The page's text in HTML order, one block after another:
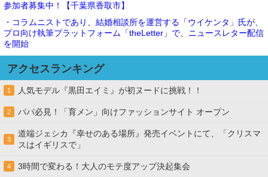
参加者募集中！【千葉県香取市】
・コラムニストであり、結婚相談所を運営する「ウイケンタ」氏が、
プロ向け執筆プラットフォーム「theLetter」で、ニュースレター配信
を開始
アクセスランキング
1 人気モデル『黒田エイミ』が初ヌードに挑戦！！
2 パパ必見！「育メン」向けファッションサイト オープン
3
道端ジェシカ『幸せのある場所』発売イベントにて、「クリスマ
スはイギリスで」
4 3時間で変わる！大人のモテ度アップ決起集会